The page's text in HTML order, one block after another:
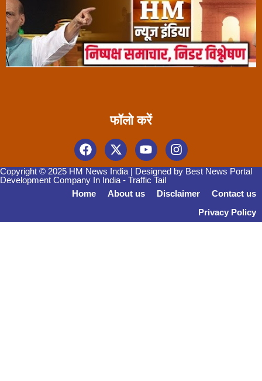
फॉलो करें
Copyright © 2025 HM News India | Designed by Best News Portal
Development Company In India - Traffic Tail
Home
About us Disclaimer
Contact us
Privacy Policy